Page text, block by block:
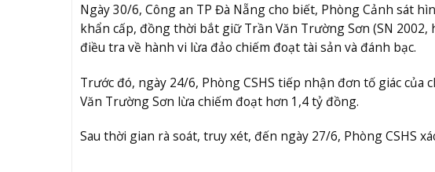
Ngày 30/6, Công an TP Đà Nẵng cho biết, Phòng Cảnh sát
khẩn cấp, đồng thời bắt giữ Trần Văn Trường Sơn (SN
điều tra về hành vi lừa đảo chiếm đoạt tài sản và đánh bạc.
Trước đó, ngày 24/6, Phòng CSHS tiếp nhận đơn tố giác của
Văn Trường Sơn lừa chiếm đoạt hơn 1,4 tỷ đồng.
Sau thời gian rà soát, truy xét, đến ngày 27/6, Phòng CSHS